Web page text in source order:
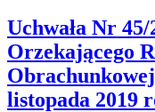
Uchwała Nr 45/
Orzekającego
listopada 2019